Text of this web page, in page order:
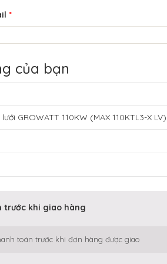
*
của bạn
GROWATT 110KW (MAX 110KTL3-X LV)
trước khi giao hàng
toán trước khi đơn hàng được giao